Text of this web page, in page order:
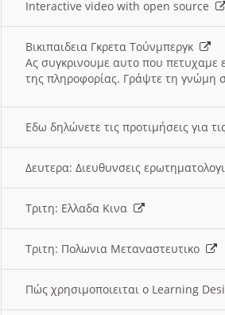
Interactive video with open source
Βικιπαιδεια Γκρετα Τούνμπεργκ
Ας συγκρινουμε αυτο που πετυχαμε
της πληροφορίας. Γράψτε τη γνώμη
Εδω δηλώνετε τις προτιμήσεις για
Δευτερα: Διευθυνσεις
Τριτη: Ελλαδα Κινα
Τριτη: Πολωνια Μεταναστευτικο
Πώς χρησιμοποιειται ο Learning